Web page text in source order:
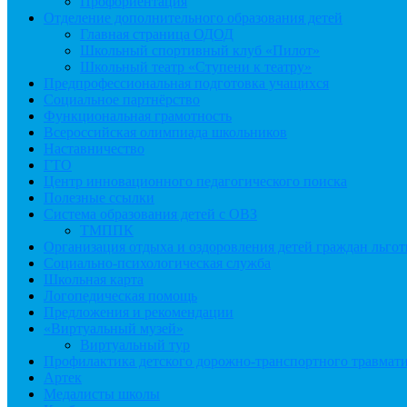
Отделение дополнительного образования детей
Главная страница ОДОД
Школьный спортивный клуб «Пилот»
Школьный театр «Ступени к театру»
Предпрофессиональная подготовка учащихся
Социальное партнёрство
Функциональная грамотность
Всероссийская олимпиада школьников
Наставничество
ГТО
Центр инновационного педагогического поиска
Полезные ссылки
Система образования детей с ОВЗ
ТМППК
Организация отдыха и оздоровления детей граждан
Социально-психологическая служба
Школьная карта
Логопедическая помощь
Предложения и рекомендации
«Виртуальный музей»
Виртуальный тур
Профилактика детского дорожно-транспортного
Артек
Медалисты школы